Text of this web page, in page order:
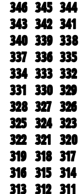
346 345 344
343 342 341
340 339 338
337 336 335
334 333 332
331 330 329
328 327 326
325 324 323
322 321 320
319 318 317
316 315 314
313 312 311